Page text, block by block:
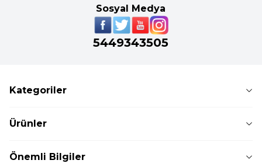
Sosyal Medya
5449343505
Kategoriler
Ürünler
Önemli Bilgiler